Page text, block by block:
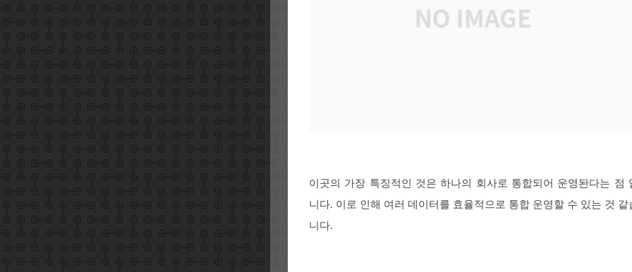
이곳의 가장 특징적인 것은 하나의 회사로 통합되어 운영돤다는 점
니다. 이로 인해 여러 데이터를 효율적으로 통합 운영할 수 있는 것 같
니다.